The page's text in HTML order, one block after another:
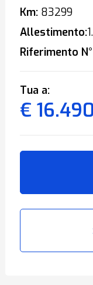
Km:83299
Allestimento:
Riferimento
Tua a:
€ 16.490